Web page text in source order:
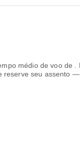
médio de voo de
reserve seu assento